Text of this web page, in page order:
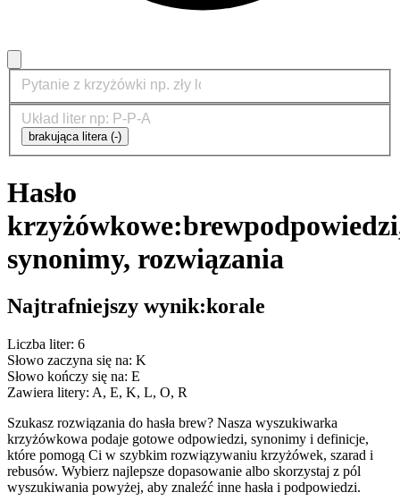
brakująca litera (-)
Hasło
krzyżówkowe:brew
synonimy, rozwiązania
Najtrafniejszy wynik:korale
Liczba liter: 6
Słowo zaczyna się na: K
Słowo kończy się na: E
Zawiera litery: A, E, K, L, O, R
Szukasz rozwiązania do hasła brew? Nasza wyszukiwarka
krzyżówkowa podaje gotowe odpowiedzi, synonimy i definicje,
które pomogą Ci w szybkim rozwiązywaniu krzyżówek, szarad i
rebusów. Wybierz najlepsze dopasowanie albo skorzystaj z pól
wyszukiwania powyżej, aby znaleźć inne hasła i podpowiedzi.